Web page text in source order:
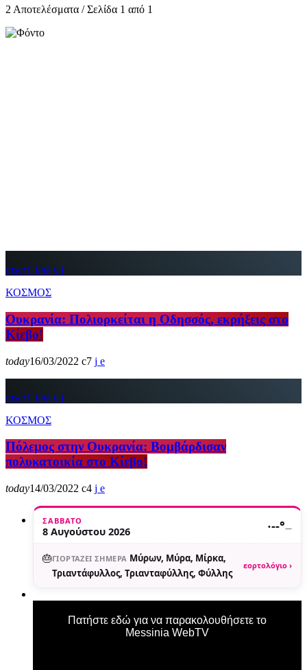
2 Αποτελέσματα / Σελίδα 1 από 1
insert_link
ΚΟΣΜΟΣ
Ουκρανία: Πολιορκείται η Οδησσός, εκρήξεις στο
Κίεβο!
today16/03/2022 7
insert_link
ΚΟΣΜΟΣ
Πόλεμος στην Ουκρανία: Βομβάρδισαν
πολυκατοικία στο Κίεβο!
today14/03/2022 4
ΣΆΒΒΑΤΟ
8 Αυγούστου 2026 ·--°—
🎂ΓΙΟΡΤΆΖΕΙ ΣΉΜΕΡΑ Μύρων, Μύρα, Μίρκα,
Τριαντάφυλλος, Τριανταφύλλης, Φύλλης
εορτολόγιο ›
Πατήστε εδώ για να παρακολουθήσετε το
Messinia WebTV